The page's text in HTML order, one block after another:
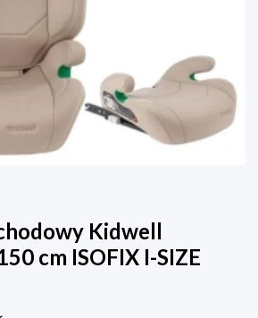
Kidwell
cm ISOFIX I-SIZE